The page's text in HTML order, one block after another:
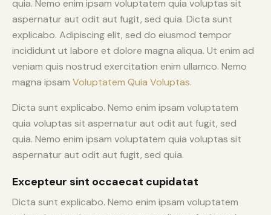
quia. Nemo enim ipsam voluptatem quia voluptas sit
aspernatur aut odit aut fugit, sed quia. Dicta sunt
explicabo. Adipiscing elit, sed do eiusmod tempor
incididunt ut labore et dolore magna aliqua. Ut enim ad
veniam quis nostrud exercitation enim ullamco. Nemo
magna ipsam Voluptatem Quia Voluptas.
Dicta sunt explicabo. Nemo enim ipsam voluptatem
quia voluptas sit aspernatur aut odit aut fugit, sed
quia. Nemo enim ipsam voluptatem quia voluptas sit
aspernatur aut odit aut fugit, sed quia.
Excepteur sint occaecat cupidatat
Dicta sunt explicabo. Nemo enim ipsam voluptatem